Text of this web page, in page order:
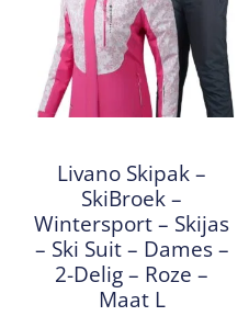
Livano Skipak –
SkiBroek –
Wintersport – Skijas
– Ski Suit – Dames –
2-Delig – Roze –
Maat L